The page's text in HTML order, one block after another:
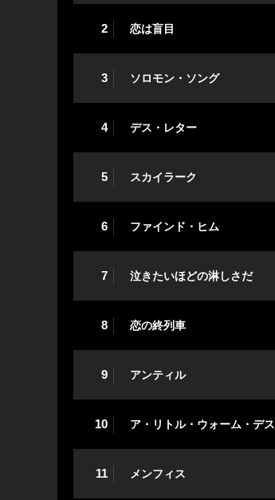
2 恋は盲目
3 ソロモン・ソング
4 デス・レター
5 スカイラーク
6 ファインド・ヒム
7 泣きたいほどの淋しさだ
8 恋の終列車
9 アンティル
10 ア・リトル・ウォーム・デス
11 メンフィス